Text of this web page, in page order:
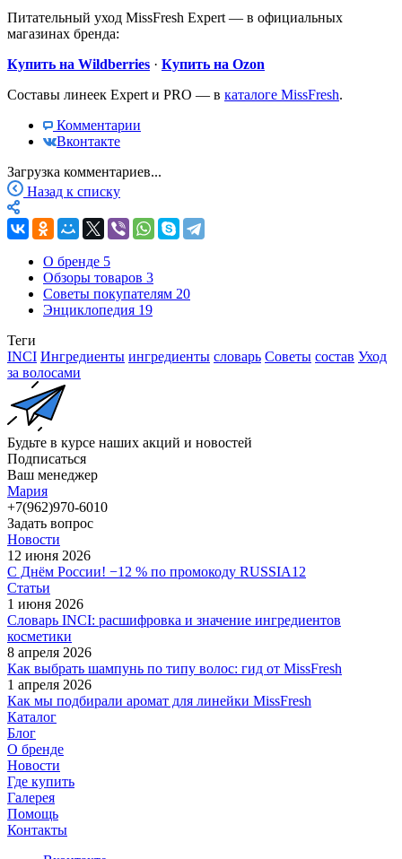
Питательный уход MissFresh Expert — в официальных
магазинах бренда:
Купить на Wildberries · Купить на Ozon
Составы линеек Expert и PRO — в каталоге MissFresh.
Комментарии
Вконтакте
Загрузка комментариев...
Назад к списку
О бренде 5
Обзоры товаров 3
Советы покупателям 20
Энциклопедия 19
Теги
INCI Ингредиенты ингредиенты словарь Советы состав Уход
за волосами
Будьте в курсе наших акций и новостей
Подписаться
Ваш менеджер
Мария
+7(962)970-6010
Задать вопрос
Новости
12 июня 2026
С Днём России! −12 % по промокоду RUSSIA12
Статьи
1 июня 2026
Словарь INCI: расшифровка и значение ингредиентов
косметики
8 апреля 2026
Как выбрать шампунь по типу волос: гид от MissFresh
1 апреля 2026
Как мы подбирали аромат для линейки MissFresh
Каталог
Блог
О бренде
Новости
Где купить
Галерея
Помощь
Контакты